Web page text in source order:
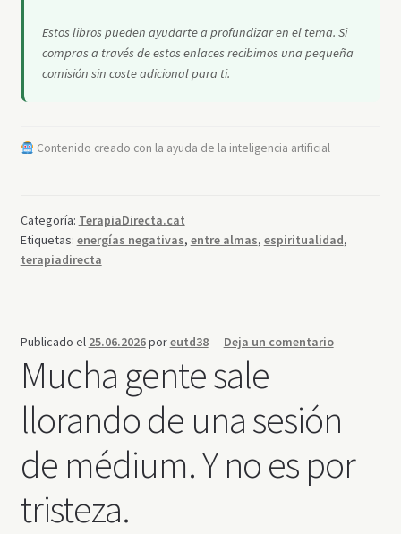
Estos libros pueden ayudarte a profundizar en el tema. Si
compras a través de estos enlaces recibimos una pequeña
comisión sin coste adicional para ti.
Contenido creado con la ayuda de la inteligencia artificial
Categoría: TerapiaDirecta.cat
Etiquetas: energías negativas, entre almas, espiritualidad,
terapiadirecta
Publicado el 25.06.2026poreutd38— Deja un comentario
Mucha gente sale
llorando de una sesión
de médium. Y no es por
tristeza.